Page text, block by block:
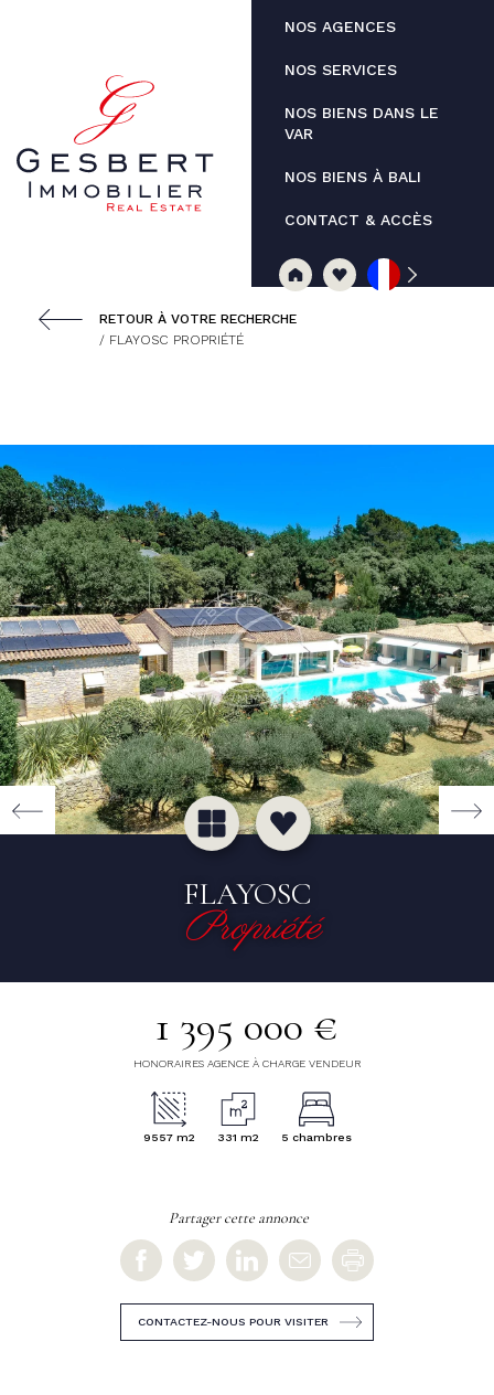
NOS AGENCES
NOS SERVICES
NOS BIENS DANS LE
VAR
NOS BIENS À BALI
CONTACT & ACCÈS
RETOUR À VOTRE RECHERCHE
/ FLAYOSC PROPRIÉTÉ
FLAYOSC
Propriété
1 395 000 €
HONORAIRES AGENCE À CHARGE VENDEUR
9557 m2 331 m2 5 chambres
Partager cette annonce
CONTACTEZ-NOUS POUR VISITER